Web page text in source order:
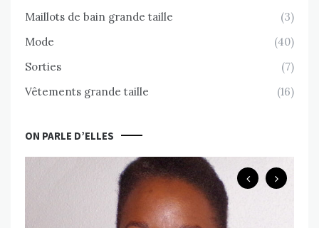
Maillots de bain grande taille
(3)
Mode
(40)
Sorties
(7)
Vêtements grande taille
(16)
ON PARLE D’ELLES